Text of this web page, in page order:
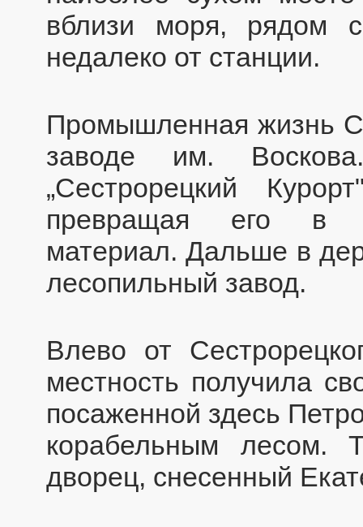
вблизи моря, рядом
недалеко от станции.
Промышленная жизнь
заводе им.
„Сестрорецкий
превращая его в
материал. Дальше в
лесопильный завод.
Влево от
местность получила
посаженной здесь
корабельным лесом.
дворец, снесенный